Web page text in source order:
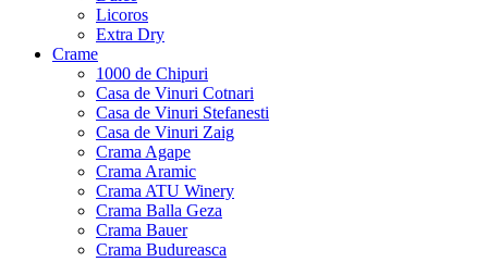
Licoros
Extra Dry
Crame
1000 de Chipuri
Casa de Vinuri Cotnari
Casa de Vinuri Stefanesti
Casa de Vinuri Zaig
Crama Agape
Crama Aramic
Crama ATU Winery
Crama Balla Geza
Crama Bauer
Crama Budureasca